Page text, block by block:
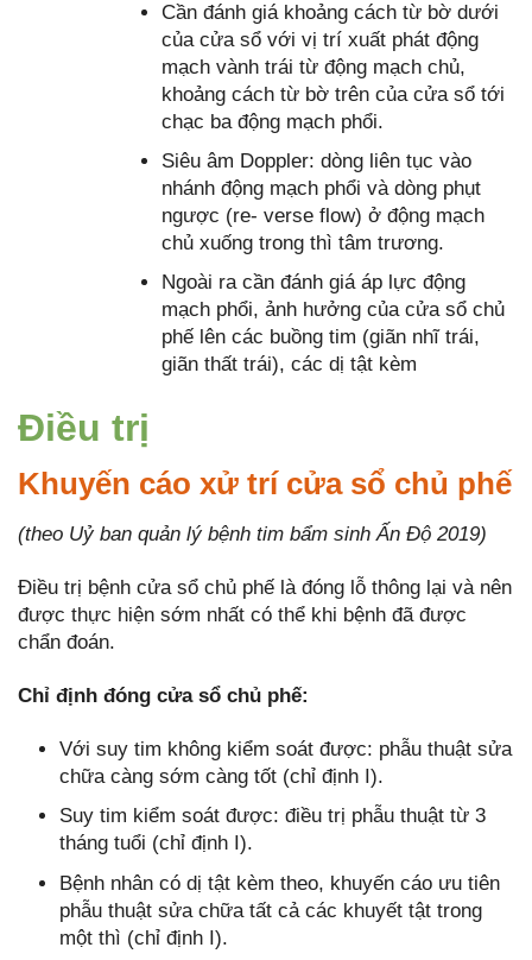
Cần đánh giá khoảng cách từ bờ dưới
của cửa sổ với vị trí xuất phát động
mạch vành trái từ động mạch chủ,
khoảng cách từ bờ trên của cửa sổ tới
chạc ba động mạch phổi.
Siêu âm Doppler: dòng liên tục vào
nhánh động mạch phổi và dòng phụt
ngược (re- verse flow) ở động mạch
chủ xuống trong thì tâm trương.
Ngoài ra cần đánh giá áp lực động
mạch phổi, ảnh hưởng của cửa sổ chủ
phế lên các buồng tim (giãn nhĩ trái,
giãn thất trái), các dị tật kèm
Điều trị
Khuyến cáo xử trí cửa sổ chủ phế
(theo Uỷ ban quản lý bệnh tim bẩm sinh Ấn Độ 2019)
Điều trị bệnh cửa sổ chủ phế là đóng lỗ thông lại và nên
được thực hiện sớm nhất có thể khi bệnh đã được
chẩn đoán.
Chỉ định đóng cửa sổ chủ phế:
Với suy tim không kiểm soát được: phẫu thuật sửa
chữa càng sớm càng tốt (chỉ định I).
Suy tim kiểm soát được: điều trị phẫu thuật từ 3
tháng tuổi (chỉ định I).
Bệnh nhân có dị tật kèm theo, khuyến cáo ưu tiên
phẫu thuật sửa chữa tất cả các khuyết tật trong
một thì (chỉ định I).